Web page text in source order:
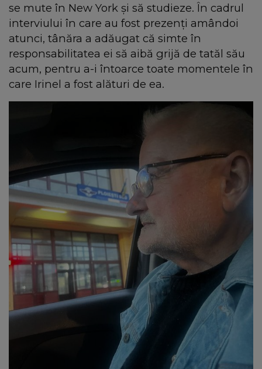
se mute în New York și să studieze. În cadrul
interviului în care au fost prezenți amândoi
atunci, tânăra a adăugat că simte în
responsabilitatea ei să aibă grijă de tatăl său
acum, pentru a-i întoarce toate momentele în
care Irinel a fost alături de ea.